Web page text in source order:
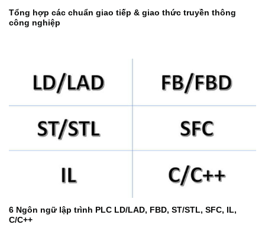
Tổng hợp các chuẩn giao tiếp & giao thức truyền thông
công nghiệp
6 Ngôn ngữ lập trình PLC LD/LAD, FBD, ST/STL, SFC, IL,
C/C++